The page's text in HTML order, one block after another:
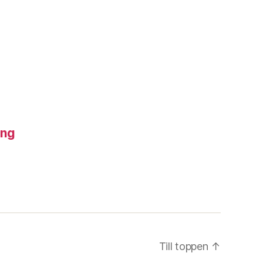
Till toppen ↑